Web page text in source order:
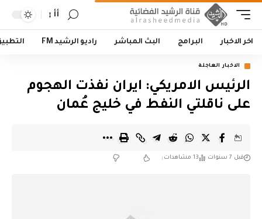
أأ
اخر الاخبار البرامج البث المباشر راديو الرشيد FM
الاخبار العاجلة
الرئيس الامريكي: ايران نفذت الهجوم
على ناقلتي النفط في خليج عُمان
قبل 7 سنوات 13 مشاهدات